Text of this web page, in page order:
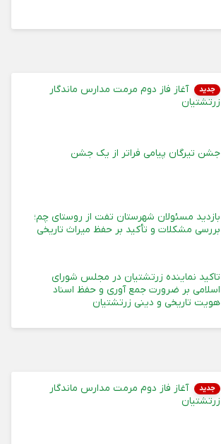
جدید
آغاز فاز دوم مرمت مدارس ماندگار
زرتشتیان
جشن تیرگان پیامی فراتر از یک جشن
بازدید مسئولان شهرستان تفت از روستای چم؛
بررسی مشکلات و تأکید بر حفظ میراث تاریخی
تاکید نماینده زرتشتیان در مجلس شورای
اسلامی بر ضرورت جمع آوری و حفظ اسناد
هویت تاریخی و دینی زرتشتیان
جدید
آغاز فاز دوم مرمت مدارس ماندگار
زرتشتیان